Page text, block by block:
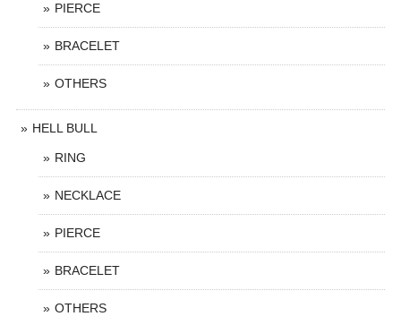
PIERCE
BRACELET
OTHERS
HELL BULL
RING
NECKLACE
PIERCE
BRACELET
OTHERS